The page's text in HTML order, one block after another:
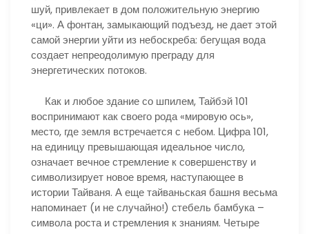
шуй, привлекает в дом положительную энергию
«ци». А фонтан, замыкающий подъезд, не дает этой
самой энергии уйти из небоскреба: бегущая вода
создает непреодолимую преграду для
энергетических потоков.
Как и любое здание со шпилем, Тайбэй 101
воспринимают как своего рода «мировую ось»,
место, где земля встречается с небом. Цифра 101,
на единицу превышающая идеальное число,
означает вечное стремление к совершенству и
символизирует новое время, наступающее в
истории Тайваня. А еще тайваньская башня весьма
напоминает (и не случайно!) стебель бамбука –
символа роста и стремления к знаниям. Четыре